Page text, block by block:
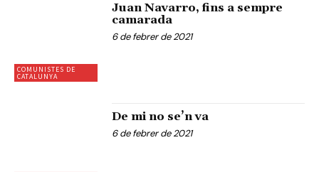
COMUNISTES DE
CATALUNYA
Juan Navarro, fins a sempre
camarada
6 de febrer de 2021
De mi no se’n va
6 de febrer de 2021